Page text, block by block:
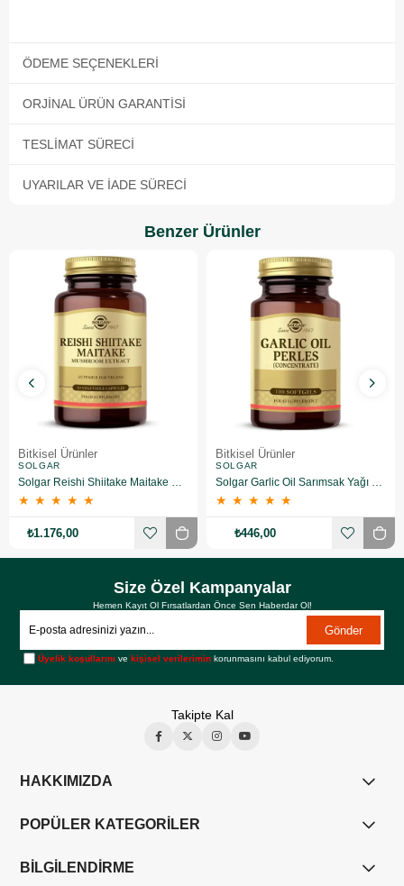
ÖDEME SEÇENEKLERI
ORJINAL ÜRÜN GARANTISI
TESLIMAT SÜRECI
UYARILAR VE İADE SÜRECI
Benzer Ürünler
Bitkisel Ürünler
SOLGAR
Solgar Reishi Shiitake Maitake Mushroom Extract 50 Kapsül
★ ★ ★ ★ ★
₺1.176,00
Bitkisel Ürünler
SOLGAR
Solgar Garlic Oil Sarımsak Yağı 100 Kapsül
★ ★ ★ ★ ★
₺446,00
Size Özel Kampanyalar
Hemen Kayıt Ol Fırsatlardan Önce Sen Haberdar Ol!
Gönder
Üyelik koşullarını vekişisel verilerimin korunmasını kabul ediyorum.
Takipte Kal
HAKKIMIZDA
POPÜLER KATEGORİLER
BİLGİLENDİRME